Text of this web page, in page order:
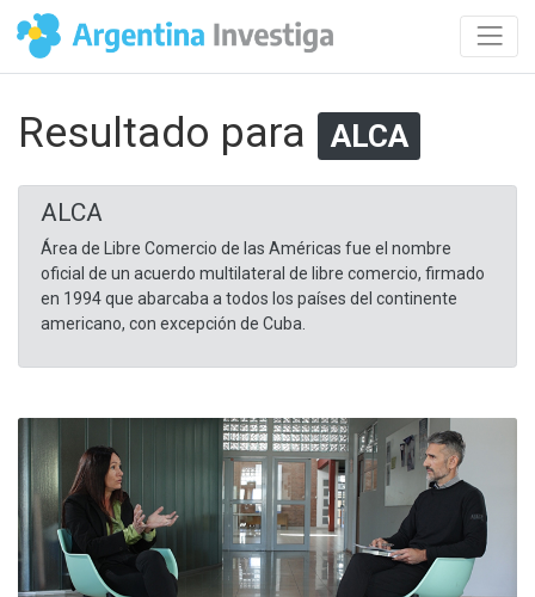
Resultado para ALCA
ALCA
Área de Libre Comercio de las Américas fue el nombre
oficial de un acuerdo multilateral de libre comercio, firmado
en 1994 que abarcaba a todos los países del continente
americano, con excepción de Cuba.